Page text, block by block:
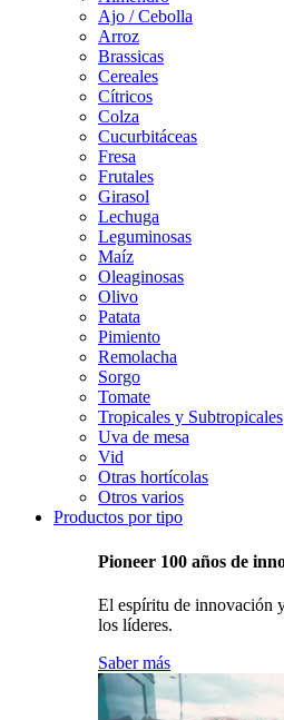
Ajo / Cebolla
Arroz
Brassicas
Cereales
Cítricos
Colza
Cucurbitáceas
Fresa
Frutales
Girasol
Lechuga
Leguminosas
Maíz
Oleaginosas
Olivo
Patata
Pimiento
Remolacha
Sorgo
Tomate
Tropicales y Subtropicales
Uva de mesa
Vid
Otras hortícolas
Otros varios
Productos por tipo
Pioneer 100 años de
El espíritu de innovación
los líderes.
Saber más